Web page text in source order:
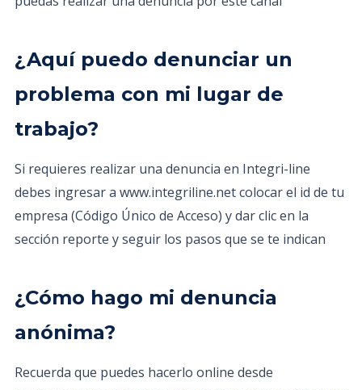
¿Aquí puedo denunciar un
problema con mi lugar de
trabajo?
Si requieres realizar una denuncia en Integri-line
debes ingresar a www.integriline.net colocar el id de tu
empresa (Código Único de Acceso) y dar clic en la
sección reporte y seguir los pasos que se te indican
¿Cómo hago mi denuncia
anónima?
Recuerda que puedes hacerlo online desde